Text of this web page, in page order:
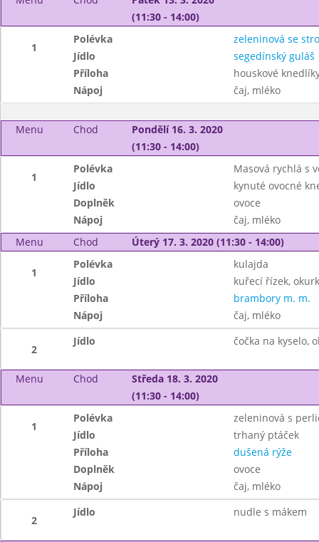
(11:30 - 14:00)
1
Polévka
zeleninová se
Jídlo
segedínský guláš
Příloha
houskové
Nápoj
čaj, mléko
Menu Chod
Pondělí 16. 3. 2020
(11:30 - 14:00)
1
Polévka
Masová rychlá s
Jídlo
kynuté ovocné
Doplněk
ovoce
Nápoj
čaj, mléko
Menu
Chod Úterý 17. 3. 2020 (11:30 - 14:00)
1
Polévka
kulajda
Jídlo
kuřecí řízek,
Příloha
brambory m. m.
Nápoj
čaj, mléko
2
Jídlo čočka na kyselo,
Menu Chod
Středa 18. 3. 2020
(11:30 - 14:00)
1
Polévka
zeleninová s
Jídlo
trhaný ptáček
Příloha
dušená rýže
Doplněk
ovoce
Nápoj
čaj, mléko
2
Jídlo nudle s mákem